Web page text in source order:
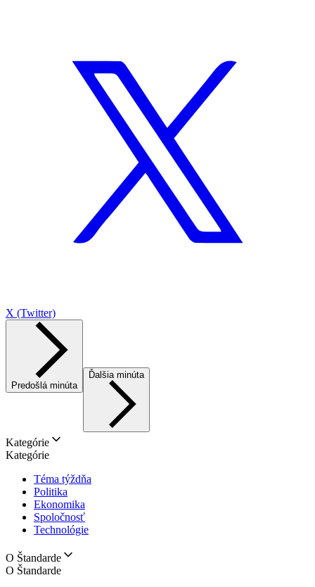
X (Twitter)
Predošlá minúta
Ďalšia minúta
Kategórie
Kategórie
Téma týždňa
Politika
Ekonomika
Spoločnosť
Technológie
O Štandarde
O Štandarde